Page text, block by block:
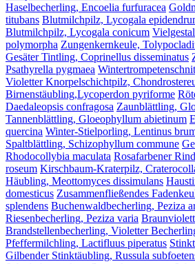
Haselbecherling, Encoelia furfuracea
titubans Blutmilchpilz, Lycogala
Blutmilchpilz, Lycogala conicum
polymorpha Zungenkernkeule,
Gesäter Tintling, Coprinellus disseminatus
Psathyrella pygmaea
Violetter Knorpelschichtpilz,
Birnenstäubling,Lycoperdon pyriforme
Daedaleopsis confragosa Zaunblättling,
Tannenblättling, Gloeophyllum abietinum
quercina Winter-Stielporling, Lentinus
Spaltblättling, Schizophyllum commune
Rhodocollybia maculata Rosafarbener
roseum Kirschbaum-Kraterpilz,
Häubling, Meottomyces dissimulans
domesticus Zusammenfließendes
splendens Buchenwaldbecherling, Peziza
Riesenbecherling, Peziza varia
Brandstellenbecherling, Violetter
Pfeffermilchling, Lactifluus piperatus
Gilbender Stinktäubling, Russula